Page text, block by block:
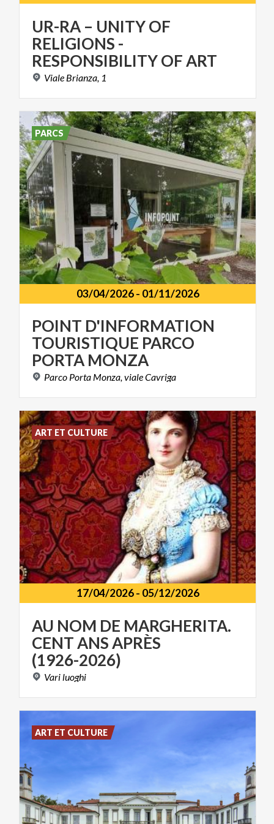
UR-RA – UNITY OF
RELIGIONS -
RESPONSIBILITY OF ART
Viale Brianza, 1
03/04/2026- 01/11/2026
POINT D'INFORMATION
TOURISTIQUE PARCO
PORTA MONZA
Parco Porta Monza,vialeCavriga
PARCS
17/04/2026- 05/12/2026
AU NOM DE MARGHERITA.
CENT ANS APRÈS
(1926-2026)
Vari luoghi
ART ET CULTURE
ART ET CULTURE